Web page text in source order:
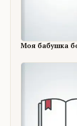
Моя бабушка